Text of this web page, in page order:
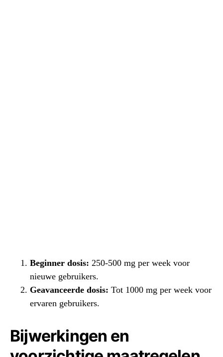
Beginner dosis: 250-500 mg per week voor
nieuwe gebruikers.
Geavanceerde dosis: Tot 1000 mg per week voor
ervaren gebruikers.
Bijwerkingen en